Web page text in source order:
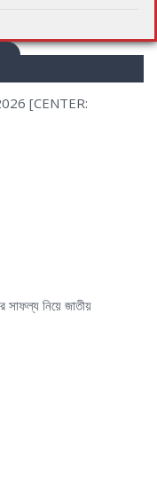
[CENTER:
সাফল্য নিয়ে জাতীয়